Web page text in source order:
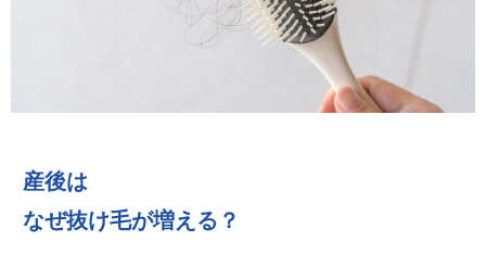
産後は
なぜ抜け毛が増える？